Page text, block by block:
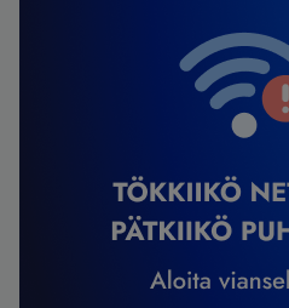
riippuen kerromme, kun
vastaan ja vahvistettu.
voit helposti seurata
milloin lähetyksesi on
suoraan tilauksiin.)
Voithan kysäistä
https://elisa.fi/